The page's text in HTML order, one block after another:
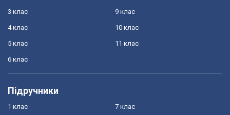
3 клас
4 клас
5 клас
6 клас
9 клас
10 клас
11 клас
Підручники
1 клас 7 клас